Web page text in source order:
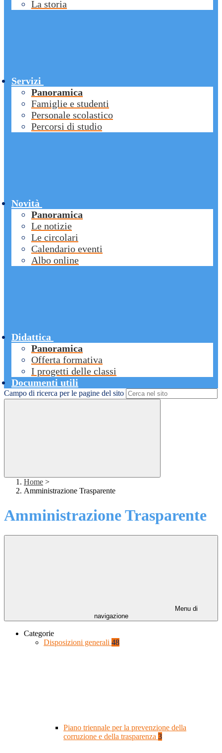
La storia
Servizi
Panoramica
Famiglie e studenti
Personale scolastico
Percorsi di studio
Novità
Panoramica
Le notizie
Le circolari
Calendario eventi
Albo online
Didattica
Panoramica
Offerta formativa
I progetti delle classi
Documenti utili
Campo di ricerca per le pagine del sito
Home >
Amministrazione Trasparente
Amministrazione Trasparente
Menu di
navigazione
Categorie
Disposizioni generali 48
Piano triennale per la prevenzione della
corruzione e della trasparenza 3